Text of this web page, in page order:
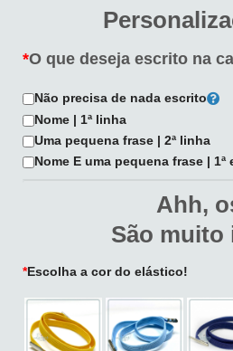
*O que deseja escrito na
Não precisa de nada escrito
Nome | 1ª linha
Uma pequena frase | 2ª linha
Nome E uma pequena frase | 1ª
Ahh,
São muito
*Escolha a cor do elástico!